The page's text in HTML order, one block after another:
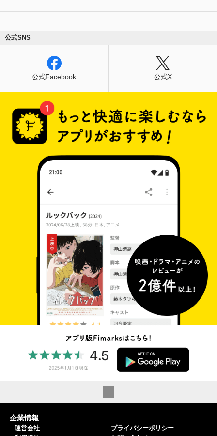
公式SNS
公式Facebook 公式X
企業情報
運営会社
プライバシーポリシー